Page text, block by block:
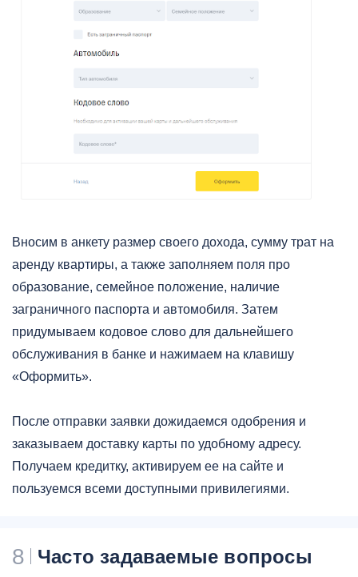
Вносим в анкету размер своего дохода, сумму трат на
аренду квартиры, а также заполняем поля про
образование, семейное положение, наличие
заграничного паспорта и автомобиля. Затем
придумываем кодовое слово для дальнейшего
обслуживания в банке и нажимаем на клавишу
«Оформить».
После отправки заявки дожидаемся одобрения и
заказываем доставку карты по удобному адресу.
Получаем кредитку, активируем ее на сайте и
пользуемся всеми доступными привилегиями.
8 Часто задаваемые вопросы